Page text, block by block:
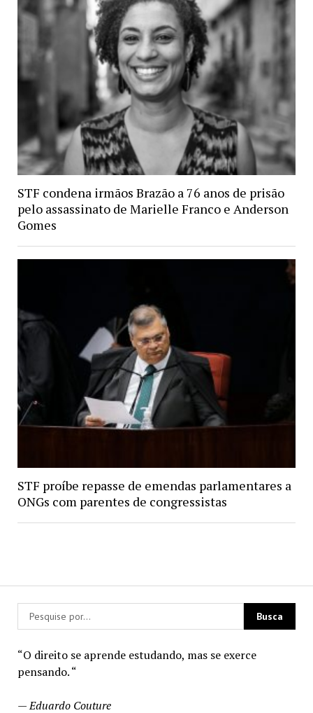
“O direito se aprende estudando, mas se exerce
pensando. “
—Eduardo Couture
STF condena irmãos Brazão a 76 anos de prisão
pelo assassinato de Marielle Franco e Anderson
Gomes
STF proíbe repasse de emendas parlamentares a
ONGs com parentes de congressistas